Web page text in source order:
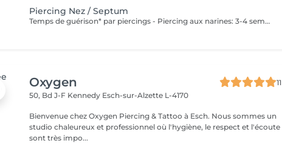
Piercing Nez / Septum
Temps de guérison* par piercings - Piercing aux narines: 3-4 semaines - Piercing septum: 4-8 semaines *Notez également qu'il est indispensable de réaliser les soins quotidiennement pour que la cicatrisation se fasse dans les meilleures conditions. *La guérison est différente d'une personne à l'autre **Si vous êtes mineur, l'autorisation parentale est obligatoire.
Oxygen
11
50, Bd J-F Kennedy Esch-sur-Alzette L-4170
Bienvenue chez Oxygen Piercing & Tattoo à Esch. Nous sommes un
studio chaleureux et professionnel où l'hygiène, le respect et l'écoute
sont très impo...